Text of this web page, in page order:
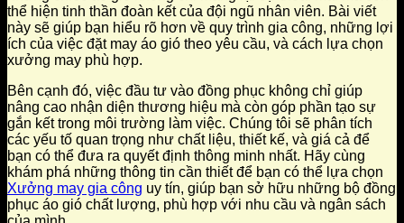
thể hiện tinh thần đoàn kết của đội ngũ nhân viên. Bài viết
này sẽ giúp bạn hiểu rõ hơn về quy trình gia công, những lợi
ích của việc đặt may áo gió theo yêu cầu, và cách lựa chọn
xưởng may phù hợp.
Bên cạnh đó, việc đầu tư vào đồng phục không chỉ giúp
nâng cao nhận diện thương hiệu mà còn góp phần tạo sự
gắn kết trong môi trường làm việc. Chúng tôi sẽ phân tích
các yếu tố quan trọng như chất liệu, thiết kế, và giá cả để
bạn có thể đưa ra quyết định thông minh nhất. Hãy cùng
khám phá những thông tin cần thiết để bạn có thể lựa chọn
Xưởng may gia công uy tín, giúp bạn sở hữu những bộ đồng
phục áo gió chất lượng, phù hợp với nhu cầu và ngân sách